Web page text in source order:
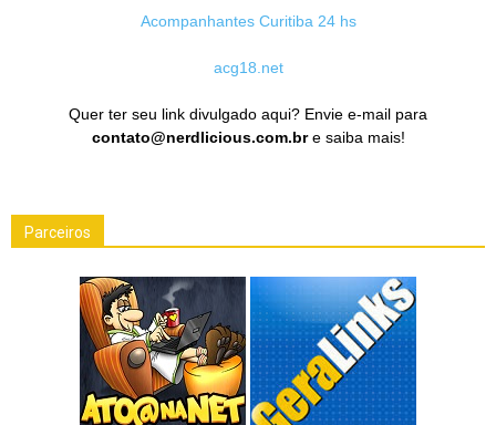
Acompanhantes Curitiba 24 hs
acg18.net
Quer ter seu link divulgado aqui? Envie e-mail para
contato@nerdlicious.com.bre saiba mais!
Parceiros